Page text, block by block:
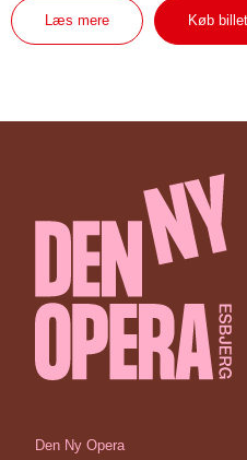
Læs mere Køb billet
Den Ny Opera